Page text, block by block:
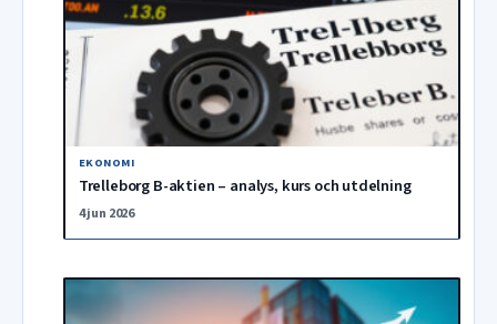
EKONOMI
Trelleborg B-aktien – analys, kurs och utdelning
4 jun 2026